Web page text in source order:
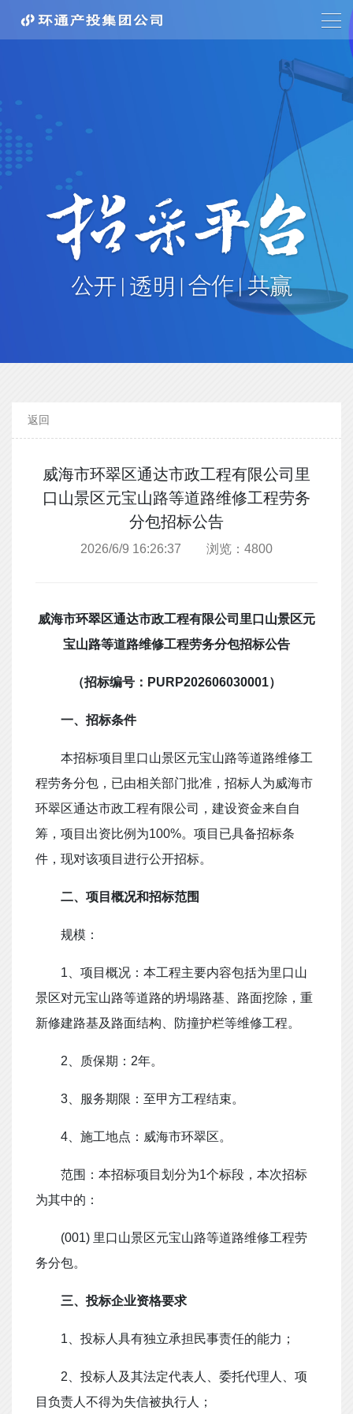
返回
威海市环翠区通达市政工程有限公司里
口山景区元宝山路等道路维修工程劳务
分包招标公告
2026/6/9 16:26:37 浏览：4800
威海市环翠区通达市政工程有限公司里口山景区元
宝山路等道路维修工程劳务分包招标公告
（招标编号： PURP202606030001）
一、招标条件
本招标项目里口山景区元宝山路等道路维修工
程劳务分包，已由相关部门批准，招标人为威海市
环翠区通达市政工程有限公司
，建设资金来自自
筹，项目出资比例为100%。项目已具备招标条
件，现对该项目进行公开招标。
二、项目概况和招标范围
规模：
1
项目概况：本工程主要内容包括为里口山
景区对元宝山路等道路的坍塌路基、路面挖除，重
新修建路基及路面结构、防撞护栏等维修工程。
2 、质保期： 2年。
3 、服务期限：至甲方工程结束。
4 、施工地点：威海市环翠区。
范围：本招标项目划分为1个标段，本次招标
为其中的：
(001) 里口山景区元宝山路等道路维修工程劳
务分包。
三、投标企业资格要求
1 、投标人具有独立承担民事责任的能力；
2 、投标人及其法定代表人、委托代理人、项
目负责人不得为失信被执行人；